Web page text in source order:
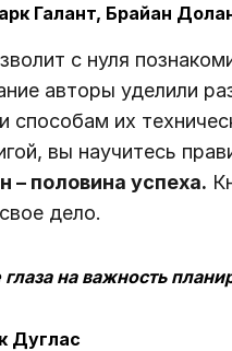
Галант, Брайан
с нуля
авторы уделили
их
вы научитесь
– половина успеха.
дело.
на важность
Дуглас